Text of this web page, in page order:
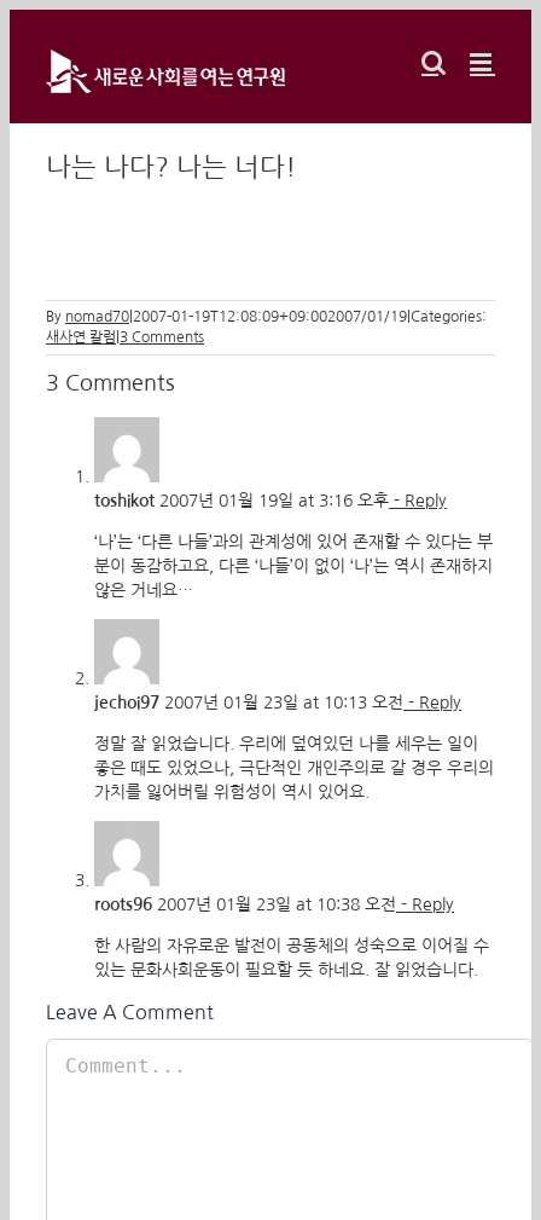
content
나는 나다? 나는 너다!
By nomad70 2007-01-19T12:08:09+09:002007/01/19 Categories:
새사연 칼럼 3 Comments
3 Comments
toshikot 2007년 01월 19일 at 3:16 오후 - Reply
‘나’는 ‘다른 나들’과의 관계성에 있어 존재할 수 있다는 부
분이 동감하고요, 다른 ‘나들’이 없이 ‘나’는 역시 존재하지
않은 거네요…
jechoi97 2007년 01월 23일 at 10:13 오전 - Reply
정말 잘 읽었습니다. 우리에 덮여있던 나를 세우는 일이
좋은 때도 있었으나, 극단적인 개인주의로 갈 경우 우리의
가치를 잃어버릴 위험성이 역시 있어요.
roots96 2007년 01월 23일 at 10:38 오전 - Reply
한 사람의 자유로운 발전이 공동체의 성숙으로 이어질 수
있는 문화사회운동이 필요할 듯 하네요. 잘 읽었습니다.
Leave A Comment